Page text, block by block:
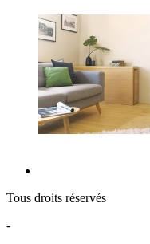
Tous droits réservés
-